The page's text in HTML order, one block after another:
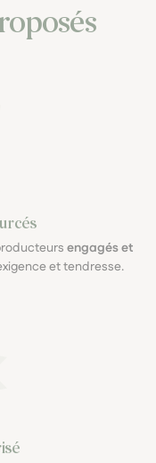
engagés et
et tendresse.